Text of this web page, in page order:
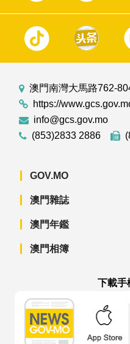
澳門南灣大馬路762-
https://
info@gcs.gov.mo
(853)2833 2886
GOV.MO
澳門雜誌
澳門年鑑
澳門相簿
下載手